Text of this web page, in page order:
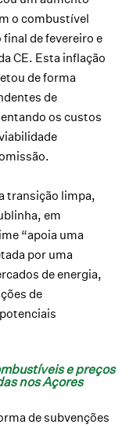
o combustível
de fevereiro e
CE. Esta inflação
de forma
de
os custos
transição limpa,
em
“apoia uma
por uma
de energia,
de
e preços
nos Açores
de subvenções